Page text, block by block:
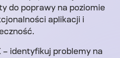
do poprawy na poziomie
aplikacji i
– identyfikuj problemy na